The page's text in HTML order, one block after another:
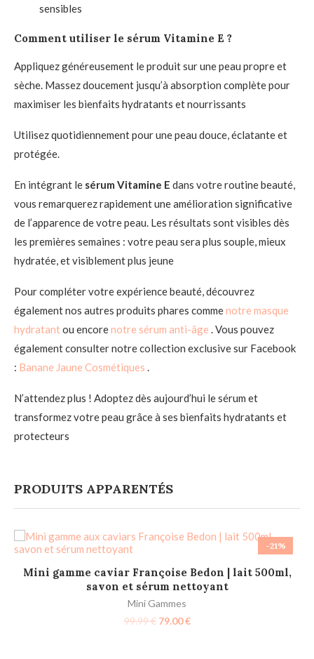
sensibles
Comment utiliser le sérum Vitamine E ?
Appliquez généreusement le produit sur une peau propre et
sèche. Massez doucement jusqu’à absorption complète pour
maximiser les bienfaits hydratants et nourrissants
Utilisez quotidiennement pour une peau douce, éclatante et
protégée.
En intégrant le sérum Vitamine E dans votre routine beauté,
vous remarquerez rapidement une amélioration significative
de l’apparence de votre peau. Les résultats sont visibles dès
les premières semaines : votre peau sera plus souple, mieux
hydratée, et visiblement plus jeune
Pour compléter votre expérience beauté, découvrez
également nos autres produits phares commenotre masque
hydratantou encorenotre sérum anti-âge . Vous pouvez
également consulter notre collection exclusive sur Facebook
: Banane Jaune Cosmétiques .
N’attendez plus ! Adoptez dès aujourd’hui le sérum et
transformez votre peau grâce à ses bienfaits hydratants et
protecteurs
PRODUITS APPARENTÉS
-21%
AJOUTER AU PANIER
Mini gamme caviar Françoise Bedon | lait 500ml,
savon et sérum nettoyant
Mini Gammes
99.99€ 79.00€